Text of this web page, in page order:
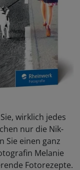
wirklich jedes
nur die Nik-
Sie einen ganz
Melanie
Fotorezepte.